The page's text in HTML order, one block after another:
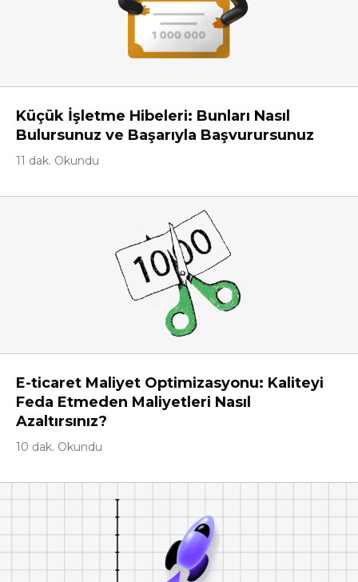
Küçük İşletme Hibeleri: Bunları Nasıl
Bulursunuz ve Başarıyla Başvurursunuz
11 dak. Okundu
E-ticaret Maliyet Optimizasyonu: Kaliteyi
Feda Etmeden Maliyetleri Nasıl
Azaltırsınız?
10 dak. Okundu